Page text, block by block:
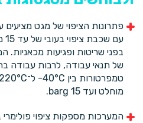
פתרונות הציפוי של מגט מציעים
בפני שריטות ופגיעות
מוחלט ועד 15 barg.
המערכות מספקות ציפוי